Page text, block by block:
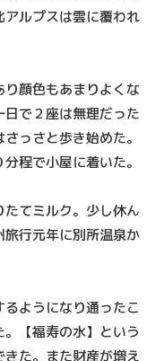
ルプスは雲に覆われ
顔色もあまりよくな
で２座は無理だった
っさと歩き始めた。
程で小屋に着いた。
てミルク。少し休ん
行元年に別所温泉か
ようになり通ったこ
【福寿の水】という
た。また財産が増え